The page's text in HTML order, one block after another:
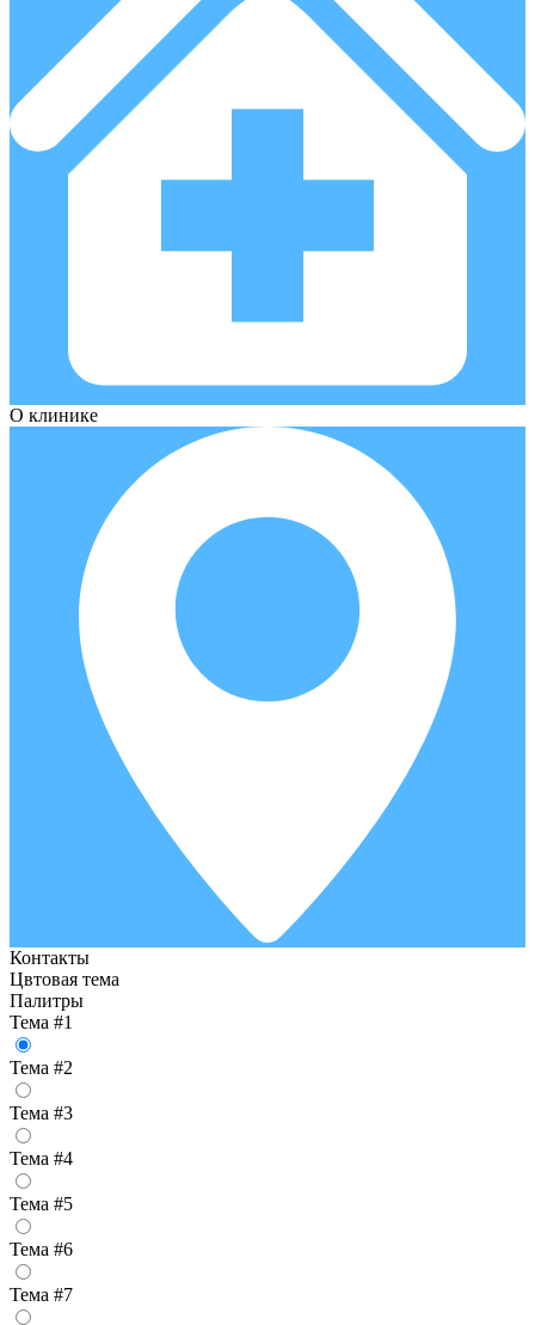
О клинике
Контакты
Цвтовая тема
Палитры
Тема #1
Тема #2
Тема #3
Тема #4
Тема #5
Тема #6
Тема #7